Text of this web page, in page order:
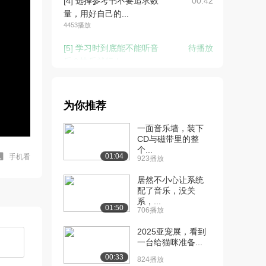
手机看
量，用好自己的...
4453播放
[5] 学习时到底能不能听音
待播放
干了才会有！
为你推荐
01:04
一面音乐墙，装下
CD与磁带里的整
个...
923播放
01:50
居然不小心让系统
配了音乐，没关
系，...
706播放
00:33
2025亚宠展，看到
一台给猫咪准备...
824播放